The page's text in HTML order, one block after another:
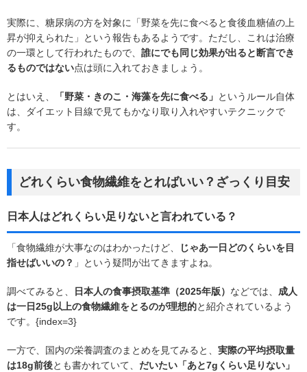
実際に、糖尿病の方を対象に「野菜を先に食べると食後血糖値の上
昇が抑えられた」という報告もあるようです。ただし、これは治療
の一環として行われたもので、 誰にでも同じ効果が出ると断言でき
るものではない点は頭に入れておきましょう。
とはいえ、 「野菜・きのこ・海藻を先に食べる」 というルール自体
は、ダイエット目線で見てもかなり取り入れやすいテクニックで
す。
どれくらい食物繊維をとればいい？ざっくり目安
日本人はどれくらい足りないと言われている？
「食物繊維が大事なのはわかったけど、
じゃあ一日どのくらいを目
指せばいいの？ 」という疑問が出てきますよね。
調べてみると、 日本人の食事摂取基準（2025年版） などでは、 成人
は一日25g以上の食物繊維をとるのが理想的と紹介されているよう
です。{index=3}
一方で、国内の栄養調査のまとめを見てみると、 実際の平均摂取量
は18g前後とも書かれていて、 だいたい「あと7gくらい足りない」